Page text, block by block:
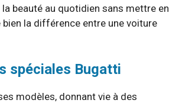
beauté au quotidien sans mettre en
la différence entre une voiture
spéciales Bugatti
modèles, donnant vie à des